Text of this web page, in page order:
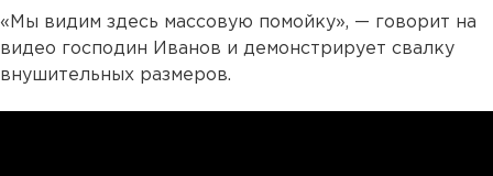
«Мы видим здесь массовую помойку», — говорит на
видео господин Иванов и демонстрирует свалку
внушительных размеров.